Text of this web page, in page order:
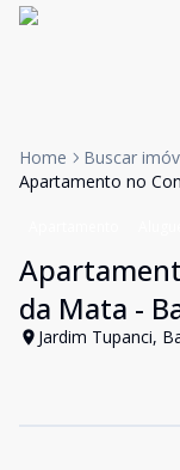
Home
Buscar
Apartamento no
da Mata -
Jardim Tupanci,